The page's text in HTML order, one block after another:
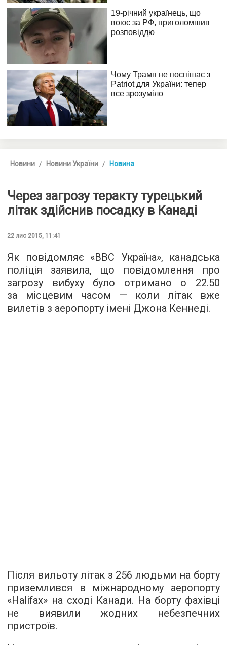
Новини Новини України Новина
Через загрозу теракту турецький
літак здійснив посадку в Канаді
22 лис 2015, 11:41
Як повідомляє «ВВС Україна», канадська
поліція заявила, що повідомлення про
загрозу вибуху було отримано о 22.50
за місцевим часом — коли літак вже
вилетів з аеропорту імені Джона Кеннеді.
Після вильоту літак з 256 людьми на борту
приземлився в міжнародному аеропорту
«Halifax» на сході Канади. На борту фахівці
не виявили жодних небезпечних
пристроїв.